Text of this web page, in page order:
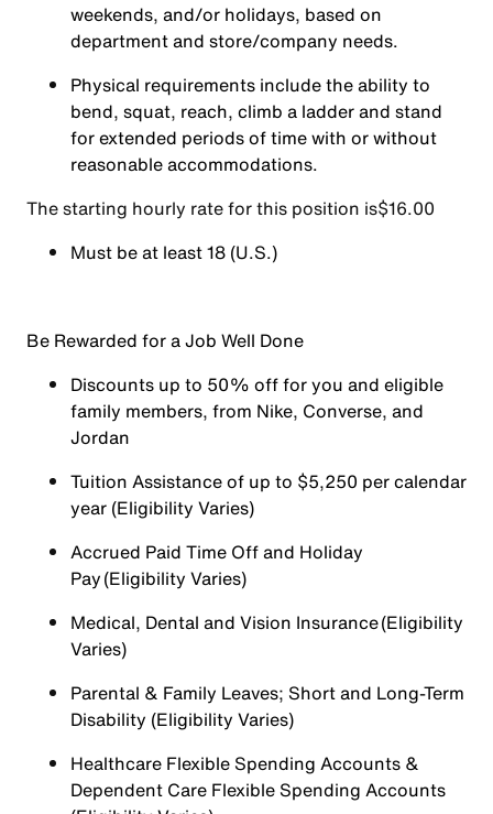
weekends, and/or holidays, based on
department and store/company needs.
Physical requirements include the ability to
bend, squat, reach, climb a ladder and stand
for extended periods of time with or without
reasonable accommodations.
The starting hourly rate for this position isㅤ$16.00
Must be at least 18 (U.S.)
Be Rewarded for a Job Well Done
Discounts up to 50% off for you and eligible
family members, from Nike, Converse, and
Jordan
Tuition Assistance of up to $5,250 per calendar
year (Eligibility Varies)
Accrued Paid Time Off and Holiday
Pay (Eligibility Varies)
Medical, Dental and Vision Insurance (Eligibility
Varies)
Parental & Family Leaves; Short and Long-Term
Disability (Eligibility Varies)
Healthcare Flexible Spending Accounts &
Dependent Care Flexible Spending Accounts